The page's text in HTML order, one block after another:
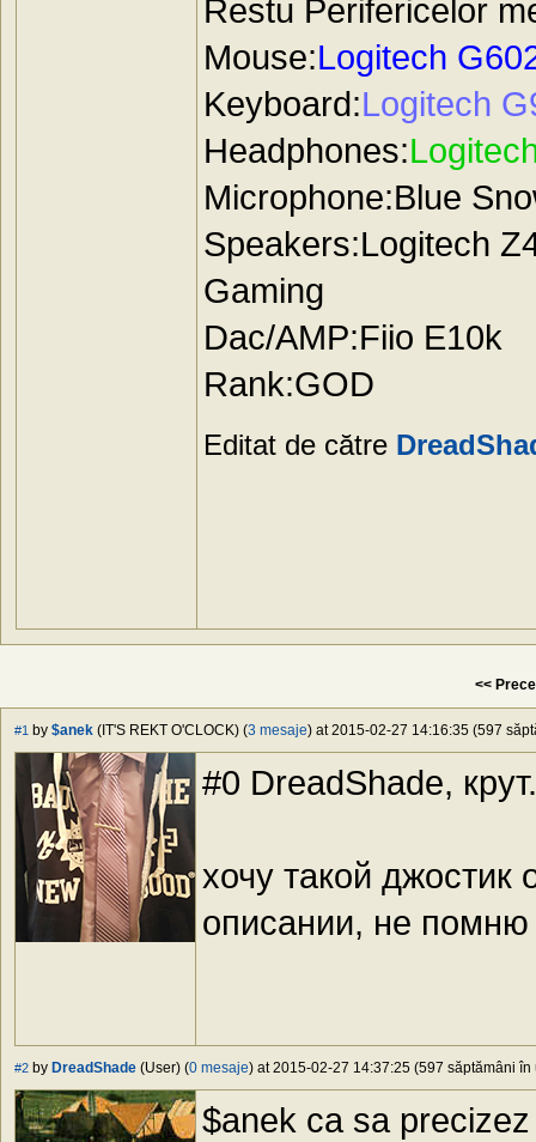
Restu Perifericelor
Mouse:Logitech
Keyboard:Logitech
Headphones:
Microphone:Blue
Speakers:Logitech
Gaming
Dac/AMP:Fiio E10k
Rank:GOD
Editat de către
<<
#1 by $anek (IT'S REKT O'CLOCK) (3 mesaje) at 2015-02-27 14:16:35 (597
#0 DreadShade, крут.
хочу такой джостик
описании, не
#2 by DreadShade (User) (0 mesaje) at 2015-02-27 14:37:25 (597 săptămâni în
$anek ca sa